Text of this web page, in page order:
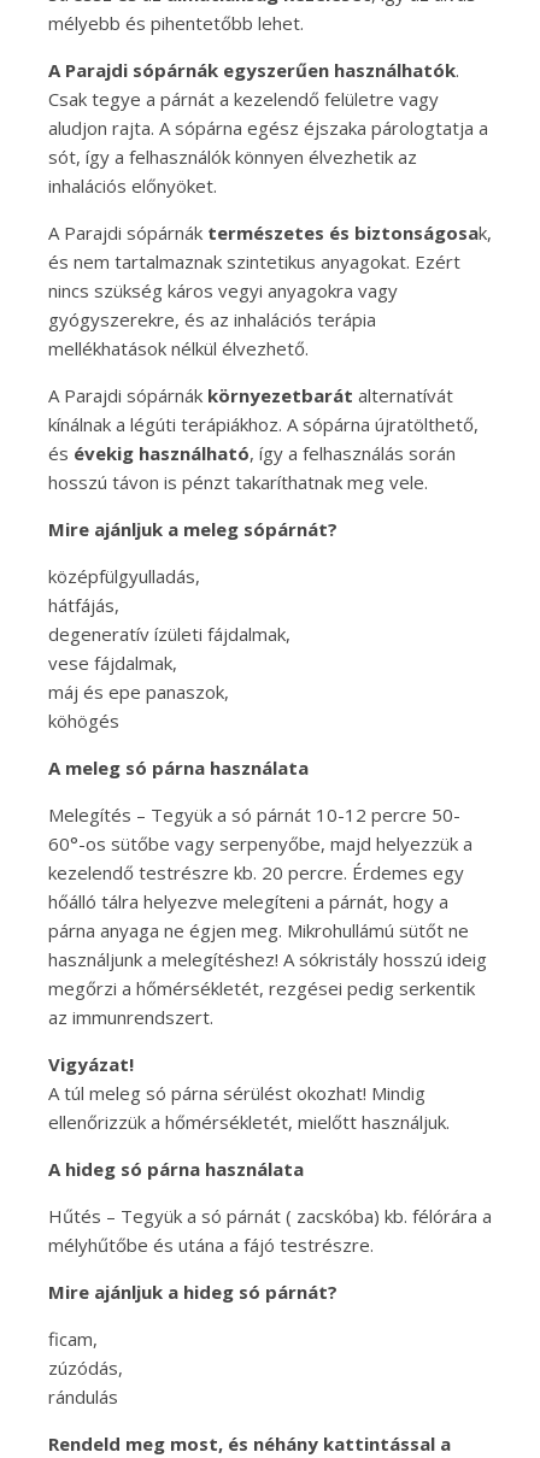
mélyebb és pihentetőbb lehet.
A Parajdi sópárnák egyszerűen használhatók.
Csak tegye a párnát a kezelendő felületre vagy
aludjon rajta. A sópárna egész éjszaka párologtatja a
sót, így a felhasználók könnyen élvezhetik az
inhalációs előnyöket.
A Parajdi sópárnák természetes és biztonságosak,
és nem tartalmaznak szintetikus anyagokat. Ezért
nincs szükség káros vegyi anyagokra vagy
gyógyszerekre, és az inhalációs terápia
mellékhatások nélkül élvezhető.
A Parajdi sópárnák környezetbarát alternatívát
kínálnak a légúti terápiákhoz. A sópárna újratölthető,
és évekig használható, így a felhasználás során
hosszú távon is pénzt takaríthatnak meg vele.
Mire ajánljuk a meleg sópárnát?
középfülgyulladás,
hátfájás,
degeneratív ízületi fájdalmak,
vese fájdalmak,
máj és epe panaszok,
köhögés
A meleg só párna használata
Melegítés – Tegyük a só párnát 10-12 percre 50-
60°-os sütőbe vagy serpenyőbe, majd helyezzük a
kezelendő testrészre kb. 20 percre. Érdemes egy
hőálló tálra helyezve melegíteni a párnát, hogy a
párna anyaga ne égjen meg. Mikrohullámú sütőt ne
használjunk a melegítéshez! A sókristály hosszú ideig
megőrzi a hőmérsékletét, rezgései pedig serkentik
az immunrendszert.
Vigyázat!
A túl meleg só párna sérülést okozhat! Mindig
ellenőrizzük a hőmérsékletét, mielőtt használjuk.
A hideg só párna használata
Hűtés – Tegyük a só párnát ( zacskóba) kb. félórára a
mélyhűtőbe és utána a fájó testrészre.
Mire ajánljuk a hideg só párnát?
ficam,
zúzódás,
rándulás
Rendeld meg most, és néhány kattintással a